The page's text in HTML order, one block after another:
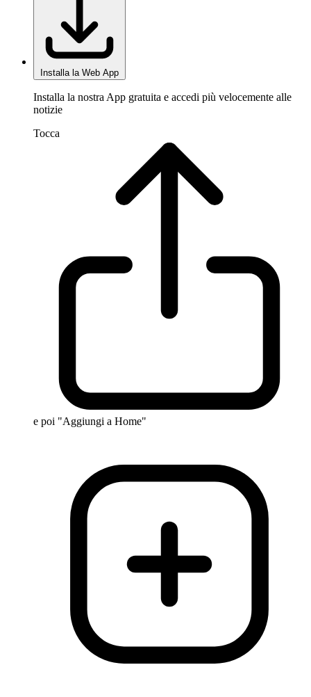
Installa la Web App
Installa la nostra App gratuita e accedi più velocemente alle
notizie
Tocca
e poi "Aggiungi a Home"